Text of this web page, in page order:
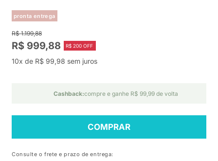
pronta entrega
R$ 1.199,88
R$ 999,88 R$ 200 OFF
10x de R$ 99,98 sem juros
Cashback:compre e ganhe R$ 99,99 de volta
COMPRAR
Consulte o frete e prazo de entrega: